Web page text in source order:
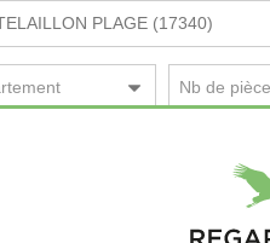
Recherche par département